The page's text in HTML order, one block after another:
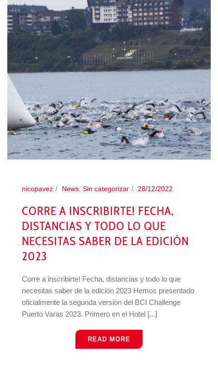
nicopavez News Sin categorizar 28/12/2022
CORRE A INSCRIBIRTE! FECHA,
DISTANCIAS Y TODO LO QUE
NECESITAS SABER DE LA EDICIÓN
2023
Corre a inscribirte! Fecha, distancias y todo lo que
necesitas saber de la edición 2023 Hemos presentado
oficialmente la segunda versión del BCI Challenge
Puerto Varas 2023. Primero en el Hotel [...]
READ MORE